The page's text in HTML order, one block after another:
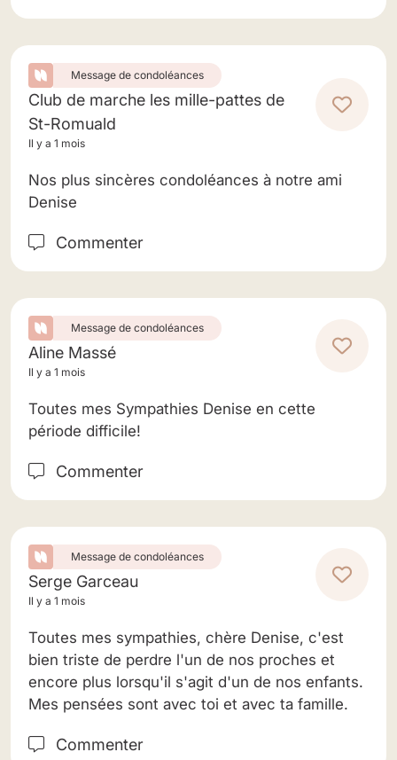
Message de condoléances
Club de marche les mille-pattes de
St-Romuald
Il y a 1 mois
Nos plus sincères condoléances à notre ami
Denise
Commenter
Message de condoléances
Aline Massé
Il y a 1 mois
Toutes mes Sympathies Denise en cette
période difficile!
Commenter
Message de condoléances
Serge Garceau
Il y a 1 mois
Toutes mes sympathies, chère Denise, c'est
bien triste de perdre l'un de nos proches et
encore plus lorsqu'il s'agit d'un de nos enfants.
Mes pensées sont avec toi et avec ta famille.
Commenter